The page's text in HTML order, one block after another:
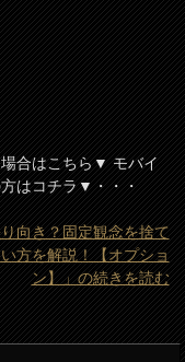
合はこちら▼ モバイ
方はコチラ▼・・・
向き？固定観念を捨て
方を解説！【オプショ
ン】」の続きを読む